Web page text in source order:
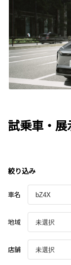
試乗車・
絞り込み
車名
地域
店舗